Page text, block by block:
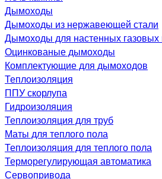
Дымоходы
Дымоходы из нержавеющей стали
Дымоходы для настенных газовых
Оцинкованые дымоходы
Комплектующие для дымоходов
Теплоизоляция
ППУ скорлупа
Гидроизоляция
Теплоизоляция для труб
Маты для теплого пола
Теплоизоляция для теплого пола
Терморегулирующая автоматика
Сервопривода